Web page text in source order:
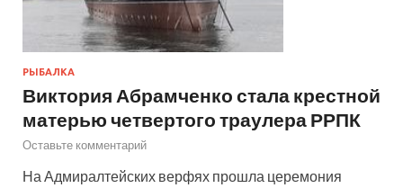
РЫБАЛКА
Виктория Абрамченко стала крестной
матерью четвертого траулера РРПК
Оставьте комментарий
На Адмиралтейских верфях прошла церемония